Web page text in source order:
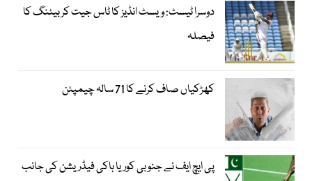
دوسرا ٹیسٹ: ویسٹ انڈیز کا ٹاس جیت کر بیٹنگ کا
فیصلہ
کھڑکیاں صاف کرنے کا 71 سالہ چیمپئن
پی ایچ ایف نے جنوبی کوریا ہاکی فیڈریشن کی جانب